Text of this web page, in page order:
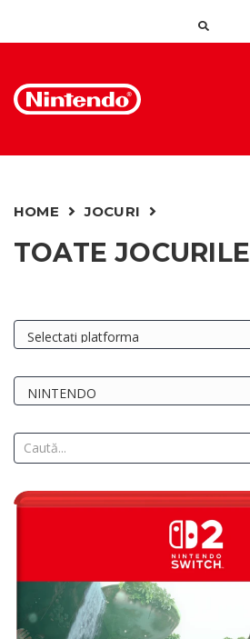
HOME JOCURI
TOATE JOCURILE